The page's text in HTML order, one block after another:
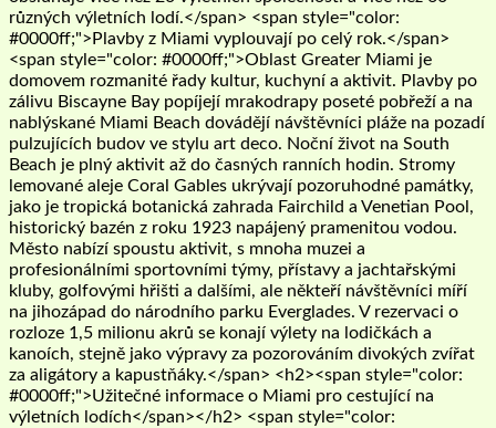
různých výletních lodí.</span> <span style="color:
#0000ff;">Plavby z Miami vyplouvají po celý rok.</span>
<span style="color: #0000ff;">Oblast Greater Miami je
domovem rozmanité řady kultur, kuchyní a aktivit. Plavby po
zálivu Biscayne Bay popíjejí mrakodrapy poseté pobřeží a na
nablýskané Miami Beach dovádějí návštěvníci pláže na pozadí
pulzujících budov ve stylu art deco. Noční život na South
Beach je plný aktivit až do časných ranních hodin. Stromy
lemované aleje Coral Gables ukrývají pozoruhodné památky,
jako je tropická botanická zahrada Fairchild a Venetian Pool,
historický bazén z roku 1923 napájený pramenitou vodou.
Město nabízí spoustu aktivit, s mnoha muzei a
profesionálními sportovními týmy, přístavy a jachtařskými
kluby, golfovými hřišti a dalšími, ale někteří návštěvníci míří
na jihozápad do národního parku Everglades. V rezervaci o
rozloze 1,5 milionu akrů se konají výlety na lodičkách a
kanoích, stejně jako výpravy za pozorováním divokých zvířat
za aligátory a kapustňáky.</span> <h2><span style="color:
#0000ff;">Užitečné informace o Miami pro cestující na
výletních lodích</span></h2> <span style="color: